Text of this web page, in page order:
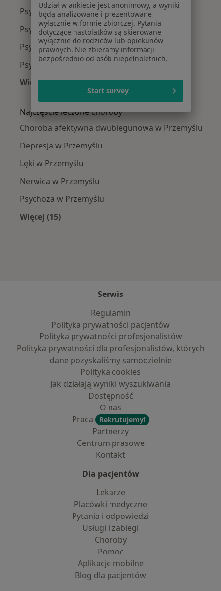
Psychiatrzy w Przeworsku
Psychiatrzy w Sanoku
Psychiatrzy w Łańcucie
Psychiatrzy w Ustrzykach Dolnych
Więcej (5)
Więcej w kategorii: W pobliżu Przemyśla
Najczęście leczone choroby
Choroba afektywna dwubiegunowa w Przemyślu
Depresja w Przemyślu
Lęki w Przemyślu
Nerwica w Przemyślu
Psychoza w Przemyślu
Więcej (15)
Serwis
Regulamin
Polityka prywatności pacjentów
Polityka prywatności profesjonalistów
Polityka prywatności dla profesjonalistów, których
dane pozyskaliśmy samodzielnie
Polityka cookies
Jak działają wyniki wyszukiwania
Dostępność
O nas
Praca
Rekrutujemy!
Partnerzy
Centrum prasowe
Kontakt
Dla pacjentów
Lekarze
Placówki medyczne
Pytania i odpowiedzi
Usługi i zabiegi
Choroby
Pomoc
Aplikacje mobilne
Blog dla pacjentów
Udział w ankiecie jest anonimowy, a wyniki
będą analizowane i prezentowane
wyłącznie w formie zbiorczej. Pytania
dotyczące nastolatków są skierowane
wyłącznie do rodziców lub opiekunów
prawnych. Nie zbieramy informacji
bezpośrednio od osób niepełnoletnich.
Start survey